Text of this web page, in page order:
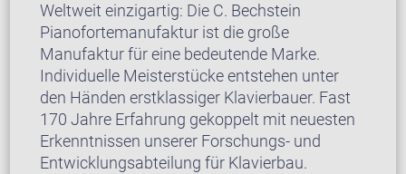
Weltweit einzigartig: Die C. Bechstein
Pianofortemanufaktur ist die große
Manufaktur für eine bedeutende Marke.
Individuelle Meisterstücke entstehen unter
den Händen erstklassiger Klavierbauer. Fast
170 Jahre Erfahrung gekoppelt mit neuesten
Erkenntnissen unserer Forschungs- und
Entwicklungsabteilung für Klavierbau.